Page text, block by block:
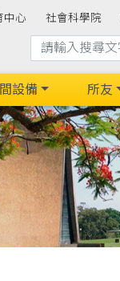
中心 社會科學院
設備 所友